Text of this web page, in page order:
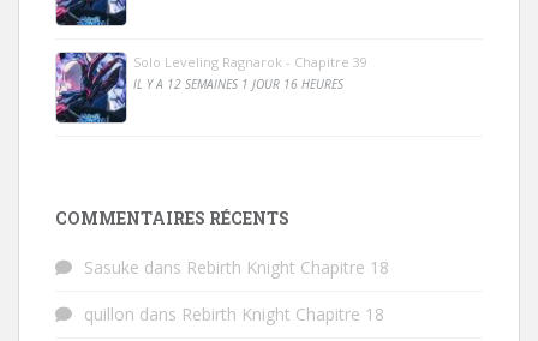
Solo Leveling Ragnarok - Chapitre 39
IL Y A 12 SEMAINES 1 JOUR 16 HEURES
COMMENTAIRES RÉCENTS
Sasuke dans Rebirth Knight Chapitre 18
quillon dans Rebirth Knight Chapitre 18